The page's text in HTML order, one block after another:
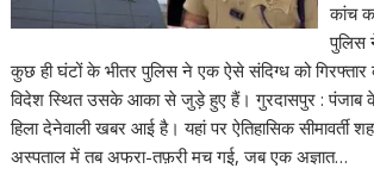
कांच
पुलिस
कुछ ही घंटों के भीतर पुलिस ने एक ऐसे संदिग्ध को
विदेश स्थित उसके आका से जुड़े हुए हैं। गुरदासपुर : पंजाब
हिला देनेवाली खबर आई है। यहां पर ऐतिहासिक सीमावर्ती
अस्पताल में तब अफरा-तफ़री मच गई, जब एक अज्ञात…